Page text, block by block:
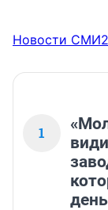
Новости СМИ2
1
день